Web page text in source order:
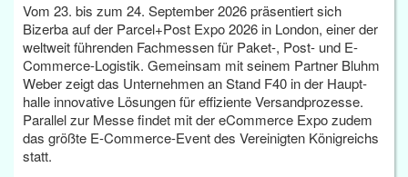
Vom 23. bis zum 24. September 2026 präsentiert sich
Bizerba auf der Parcel+Post Expo 2026 in London, einer der
weltweit führenden Fachmessen für Paket-, Post- und E-
Commerce-Logistik. Gemeinsam mit seinem Partner Bluhm
Weber zeigt das Unternehmen an Stand F40 in der Haupt­
halle innovative Lösungen für effiziente Versandprozesse.
Parallel zur Messe findet mit der eCommerce Expo zudem
das größte E-Commerce-Event des Vereinigten Königreichs
statt.